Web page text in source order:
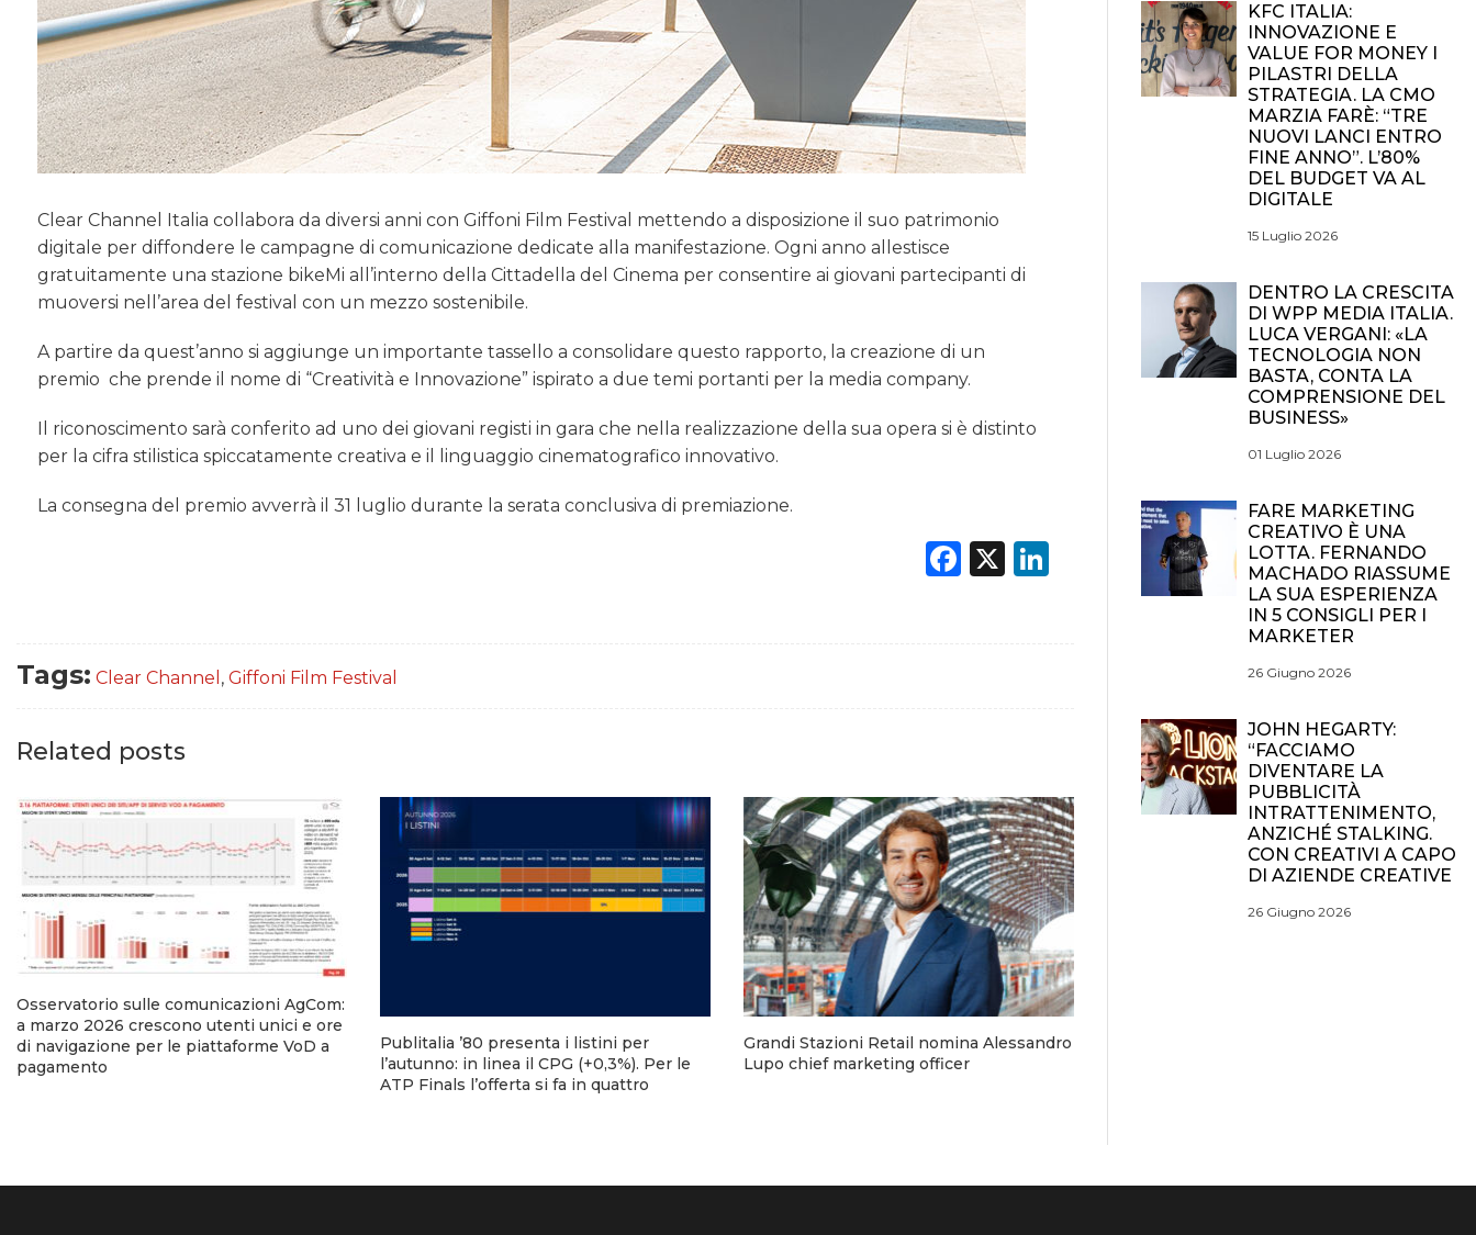
Clear Channel Italia collabora da diversi anni con Giffoni Film Festival mettendo a disposizione il suo patrimonio
digitale per diffondere le campagne di comunicazione dedicate alla manifestazione. Ogni anno allestisce
gratuitamente una stazione bikeMi all’interno della Cittadella del Cinema per consentire ai giovani partecipanti di
muoversi nell’area del festival con un mezzo sostenibile.
A partire da quest’anno si aggiunge un importante tassello a consolidare questo rapporto, la creazione di un
premio che prende il nome di “Creatività e Innovazione” ispirato a due temi portanti per la media company.
Il riconoscimento sarà conferito ad uno dei giovani registi in gara che nella realizzazione della sua opera si è distinto
per la cifra stilistica spiccatamente creativa e il linguaggio cinematografico innovativo.
La consegna del premio avverrà il 31 luglio durante la serata conclusiva di premiazione.
Facebook
X LinkedIn
Tags: Clear Channel , Giffoni Film Festival
Related posts
Osservatorio sulle comunicazioni AgCom:
a marzo 2026 crescono utenti unici e ore
di navigazione per le piattaforme VoD a
pagamento
Publitalia ’80 presenta i listini per
l’autunno: in linea il CPG (+0,3%). Per le
ATP Finals l’offerta si fa in quattro
Grandi Stazioni Retail nomina Alessandro
Lupo chief marketing officer
KFC ITALIA:
INNOVAZIONE E
VALUE FOR MONEY I
PILASTRI DELLA
STRATEGIA. LA CMO
MARZIA FARÈ: “TRE
NUOVI LANCI ENTRO
FINE ANNO”. L’80%
DEL BUDGET VA AL
DIGITALE
15 Luglio 2026
DENTRO LA CRESCITA
DI WPP MEDIA ITALIA.
LUCA VERGANI: «LA
TECNOLOGIA NON
BASTA, CONTA LA
COMPRENSIONE DEL
BUSINESS»
01 Luglio 2026
FARE MARKETING
CREATIVO È UNA
LOTTA. FERNANDO
MACHADO RIASSUME
LA SUA ESPERIENZA
IN 5 CONSIGLI PER I
MARKETER
26 Giugno 2026
JOHN HEGARTY:
“FACCIAMO
DIVENTARE LA
PUBBLICITÀ
INTRATTENIMENTO,
ANZICHÉ STALKING.
CON CREATIVI A CAPO
DI AZIENDE CREATIVE
26 Giugno 2026